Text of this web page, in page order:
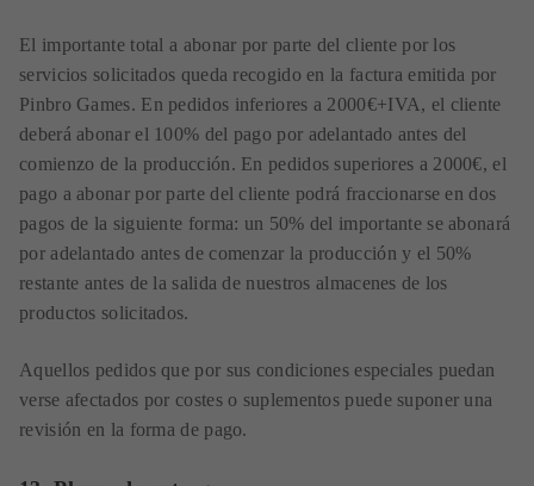
El importante total a abonar por parte del cliente por los
servicios solicitados queda recogido en la factura emitida por
Pinbro Games. En pedidos inferiores a 2000€+IVA, el cliente
deberá abonar el 100% del pago por adelantado antes del
comienzo de la producción. En pedidos superiores a 2000€, el
pago a abonar por parte del cliente podrá fraccionarse en dos
pagos de la siguiente forma: un 50% del importante se abonará
por adelantado antes de comenzar la producción y el 50%
restante antes de la salida de nuestros almacenes de los
productos solicitados.
Aquellos pedidos que por sus condiciones especiales puedan
verse afectados por costes o suplementos puede suponer una
revisión en la forma de pago.